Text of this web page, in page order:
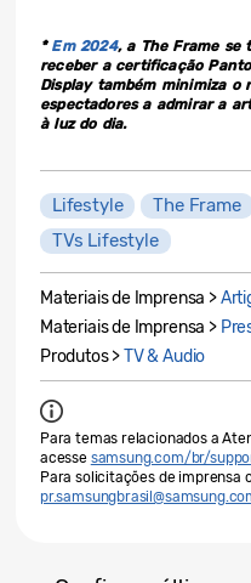
* Em 2024, a The Frame se
receber a certificação
Display também minimiza o
espectadores a admirar a
à luz do dia.
Lifestyle The Frame
TVs Lifestyle
Materiais de Imprensa >
Materiais de Imprensa >
Produtos >TV & Audio
Para temas relacionados a
acesse samsung.com/br/
Para solicitações de imprensa